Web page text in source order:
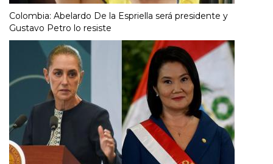
Colombia: Abelardo De la Espriella será presidente y
Gustavo Petro lo resiste